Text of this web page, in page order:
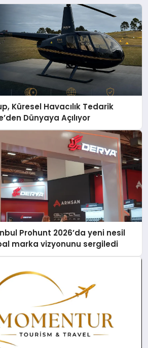
Küresel Havacılık Tedarik
Dünyaya Açılıyor
Prohunt 2026’da yeni nesil
marka vizyonunu sergiledi